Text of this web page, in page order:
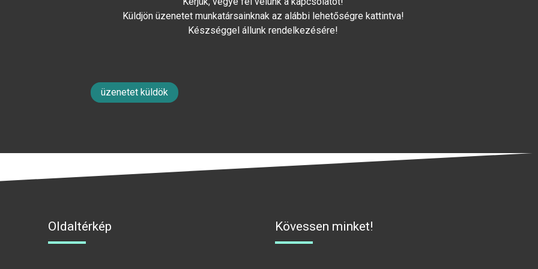
Küldjön üzenetet munkatársainknak az alábbi lehetőségre kattintva!
Készséggel állunk rendelkezésére!
üzenetet küldök
Oldaltérkép Kövessen minket!